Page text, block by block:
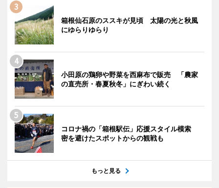
箱根仙石原のススキが見頃 太陽の光と秋風
にゆらりゆらり
小田原の鶏卵や野菜を西麻布で販売 「農家
の直売所・春夏秋冬」にぎわい続く
コロナ禍の「箱根駅伝」応援スタイル模索
密を避けたスポットからの観戦も
もっと見る